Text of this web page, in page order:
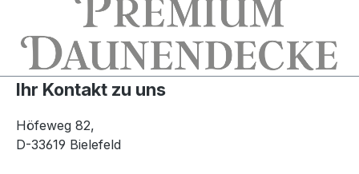
Ihr Kontakt zu uns
Höfeweg 82,
D-33619 Bielefeld